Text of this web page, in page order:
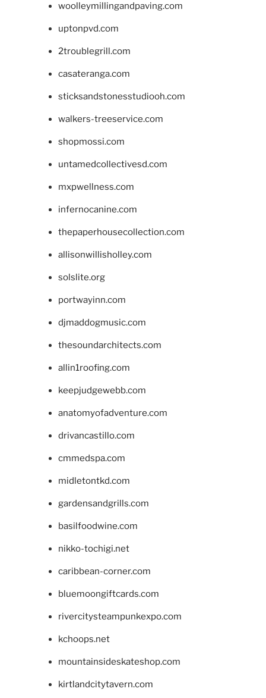
woolleymillingandpaving.com
uptonpvd.com
2troublegrill.com
casateranga.com
sticksandstonesstudiooh.com
walkers-treeservice.com
shopmossi.com
untamedcollectivesd.com
mxpwellness.com
infernocanine.com
thepaperhousecollection.com
allisonwillisholley.com
solslite.org
portwayinn.com
djmaddogmusic.com
thesoundarchitects.com
allin1roofing.com
keepjudgewebb.com
anatomyofadventure.com
drivancastillo.com
cmmedspa.com
midletontkd.com
gardensandgrills.com
basilfoodwine.com
nikko-tochigi.net
caribbean-corner.com
bluemoongiftcards.com
rivercitysteampunkexpo.com
kchoops.net
mountainsideskateshop.com
kirtlandcitytavern.com